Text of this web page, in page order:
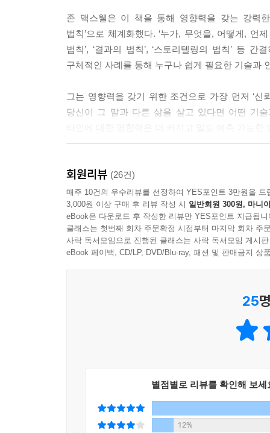
존 맥스웰은 이 책을 통해 영향력을 갖는 강력
법칙’으로 체계화했다. ‘누가, 무엇을, 어떻게, 언
법칙’, ‘결과의 법칙’, ‘스토리텔링의 법칙’ 등
구체적인 사례를 통해 누구나 쉽게 필요한 기술과
그는 영향력을 갖기 위한 조건으로 가장 먼저 ‘
당신이 그 말과 다른 삶을 살고 있다면 어떤 기
발전시키기 위한 노력을 게을리해서는 안 된다
받아들인다. 당신이 전하는 메시지는 바로 당신
가닿지 못한다는 것을 명심하라. 그 메시지가 당
바로 당신이 살아온 삶, 그 자체이기 때문이다.
“다른 사람의 마음을 움직일 수 없다면
자신의 생각을 전달하고 설득하는 데 어려움을 겪
말해, 커리어를 이어오며 만나게 된, 자신보다
존 맥스웰은 또한 영향력을 갖기 위해 필요한 요
회원리뷰 (26건)
매주 10건의 우수리뷰를 선정하여 YES포인트 3만원을 드
3,000원 이상 구매 후 리뷰 작성 시 일반회원 300원, 마니
eBook은 다운로드 후 작성한 리뷰만 YES포인트 지급됩니
클래스는 첫번째 회차 주문확정 시점부터 마지막 회차 주
사락 독서모임으로 진행된 클래스는 사락 독서모임 게시
eBook 페이백, CD/LP, DVD/Blu-ray, 패션 및 판매금지 상
25
별점별로 리뷰를 확인해 보세
12%